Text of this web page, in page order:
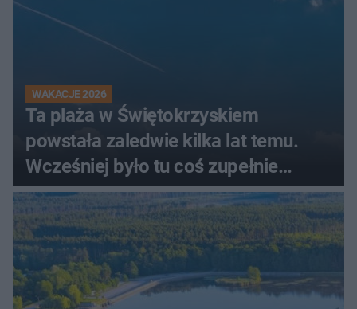
WAKACJE 2026
Ta plaża w Świętokrzyskiem
powstała zaledwie kilka lat temu.
Wcześniej było tu coś zupełnie
innego